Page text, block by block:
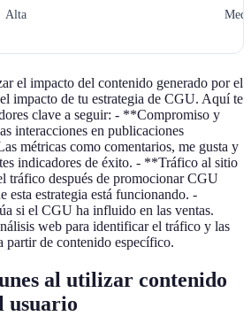
Alta
el impacto del contenido generado por el
impacto de tu estrategia de CGU. Aquí te
clave a seguir: - **Compromiso y
interacciones en publicaciones
métricas como comentarios, me gusta y
indicadores de éxito. - **Tráfico al sitio
tráfico después de promocionar CGU
esta estrategia está funcionando. -
si el CGU ha influido en las ventas.
web para identificar el tráfico y las
partir de contenido específico.
al utilizar contenido
usuario